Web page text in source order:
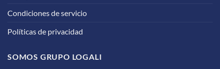
Condiciones de servicio
Políticas de privacidad
SOMOS GRUPO LOGALI